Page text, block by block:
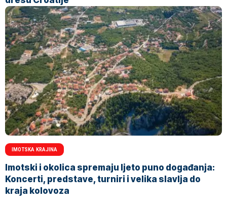
IMOTSKA KRAJINA
Imotski i okolica spremaju ljeto puno događanja:
Koncerti, predstave, turniri i velika slavlja do
kraja kolovoza